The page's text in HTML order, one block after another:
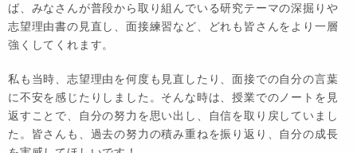
ば、みなさんが普段から取り組んでいる研究テーマの深掘りや
志望理由書の見直し、面接練習など、どれも皆さんをより一層
強くしてくれます。
私も当時、志望理由を何度も見直したり、面接での自分の言葉
に不安を感じたりしました。そんな時は、授業でのノートを見
返すことで、自分の努力を思い出し、自信を取り戻していまし
た。皆さんも、過去の努力の積み重ねを振り返り、自分の成長